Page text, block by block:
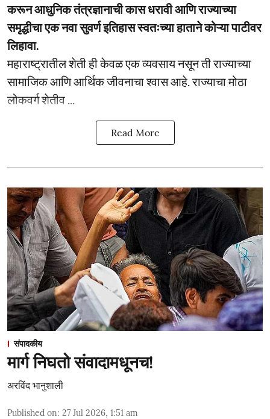
करून आधुनिक तंत्रज्ञानाची कास धरावी आणि राज्याच्या
समृद्धीचा एक नवा सुवर्ण इतिहास स्वतःच्या हाताने कोऱ्या पाटीवर
लिहावा.
महाराष्ट्रातील शेती ही केवळ एक व्यवसाय नसून ती राज्याच्या
सामाजिक आणि आर्थिक जीवनाचा श्वास आहे. राज्याचा मोठा
लोकवर्ग शेतीव ...
Read More
संपादकीय
मार्ग निघतो संवादामधूनच!
अरविंद भानुशाली
Published on: 27 Jul 2026, 1:51 am